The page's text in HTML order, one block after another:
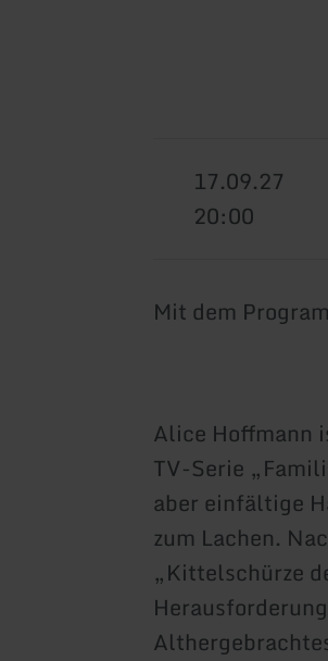
17.09.27
20:00
Mit dem
Alice Hoffmann
TV-Serie
aber einfältige
zum Lachen.
„Kittelschürze